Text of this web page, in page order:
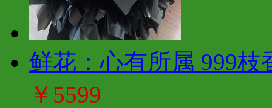
鲜花：心有所属 999枝
￥5599